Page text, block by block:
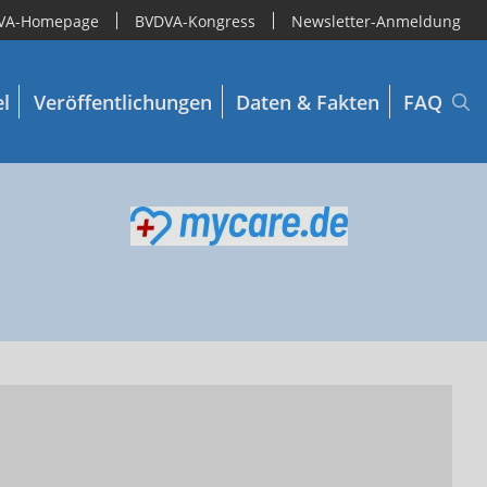
Homepage BVDVA-Kongress Newsletter-Anmeldung
Veröffentlichungen Daten & Fakten FAQ